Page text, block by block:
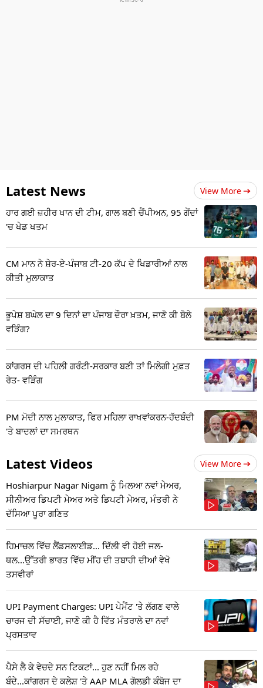
Latest News View More
ਹਾਰ ਗਈ ਜ਼ਹੀਰ ਖਾਨ ਦੀ ਟੀਮ, ਗਾਲ ਬਣੀ ਚੈਂਪੀਅਨ, 95 ਗੇਂਦਾਂ
'ਚ ਖੇਡ ਖਤਮ
CM ਮਾਨ ਨੇ ਸ਼ੇਰ-ਏ-ਪੰਜਾਬ ਟੀ-20 ਕੱਪ ਦੇ ਖਿਡਾਰੀਆਂ ਨਾਲ
ਕੀਤੀ ਮੁਲਾਕਾਤ
ਭੂਪੇਸ਼ ਬਘੇਲ ਦਾ 9 ਦਿਨਾਂ ਦਾ ਪੰਜਾਬ ਦੌਰਾ ਖ਼ਤਮ, ਜਾਣੋ ਕੀ ਬੋਲੇ
ਵੜਿੰਗ?
ਕਾਂਗਰਸ ਦੀ ਪਹਿਲੀ ਗਰੰਟੀ-ਸਰਕਾਰ ਬਣੀ ਤਾਂ ਮਿਲੇਗੀ ਮੁਫ਼ਤ
ਰੇਤ- ਵੜਿੰਗ
PM ਮੋਦੀ ਨਾਲ ਮੁਲਾਕਾਤ, ਫਿਰ ਮਹਿਲਾ ਰਾਖਵਾਂਕਰਨ-ਹੱਦਬੰਦੀ
'ਤੇ ਬਾਦਲਾਂ ਦਾ ਸਮਰਥਨ
Latest Videos View More
Hoshiarpur Nagar Nigam ਨੂੰ ਮਿਲਆ ਨਵਾਂ ਮੇਅਰ,
ਸੀਨੀਅਰ ਡਿਪਟੀ ਮੇਅਰ ਅਤੇ ਡਿਪਟੀ ਮੇਅਰ, ਮੰਤਰੀ ਨੇ
ਦੱਸਿਆ ਪੂਰਾ ਗਣਿਤ
ਹਿਮਾਚਲ ਵਿੱਚ ਲੈਂਡਸਲਾਈਡ... ਦਿੱਲੀ ਵੀ ਹੋਈ ਜਲ-
ਥਲ...ਉੱਤਰੀ ਭਾਰਤ ਵਿੱਚ ਮੀਂਹ ਦੀ ਤਬਾਹੀ ਦੀਆਂ ਵੇਖੋ
ਤਸਵੀਰਾਂ
UPI Payment Charges: UPI ਪੇਮੈਂਟ 'ਤੇ ਲੱਗਣ ਵਾਲੇ
ਚਾਰਜ ਦੀ ਸੱਚਾਈ, ਜਾਣੋ ਕੀ ਹੈ ਵਿੱਤ ਮੰਤਰਾਲੇ ਦਾ ਨਵਾਂ
ਪ੍ਰਸਤਾਵ
ਪੈਸੇ ਲੈ ਕੇ ਵੇਚਦੇ ਸਨ ਟਿਕਟਾਂ... ਹੁਣ ਨਹੀਂ ਮਿਲ ਰਹੇ
ਬੰਦੇ...ਕਾਂਗਰਸ ਦੇ ਕਲੇਸ਼ 'ਤੇ AAP MLA ਗੋਲਡੀ ਕੰਬੋਜ ਦਾ